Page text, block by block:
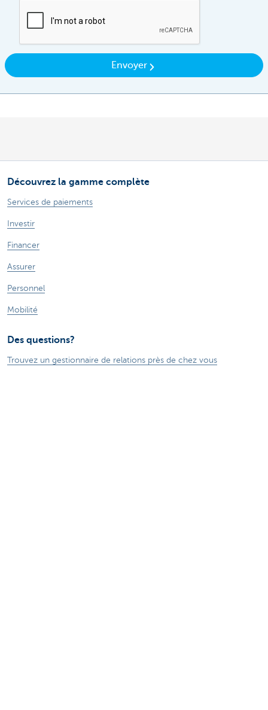
Envoyer
Découvrez la gamme complète
Services de paiements
Investir
Financer
Assurer
Personnel
Mobilité
Des questions?
Trouvez un gestionnaire de relations près de chez vous